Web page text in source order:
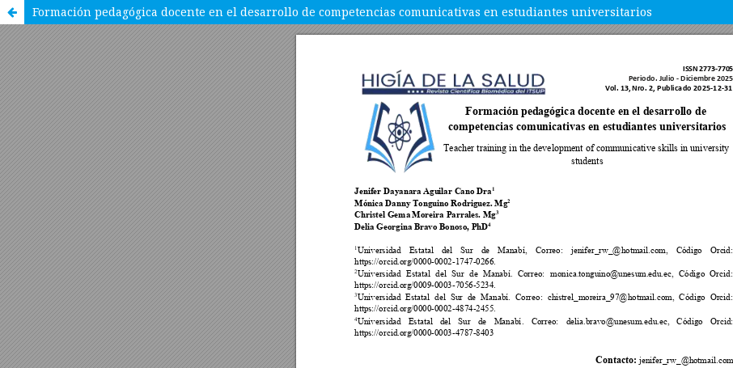
Formación pedagógica docente en el desarrollo de competencias comunicativas en estudiantes universitarios